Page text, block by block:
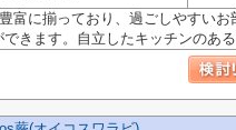
富に揃っており、過ごしやすい
きます。自立したキッチンのあ